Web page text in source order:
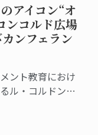
アイコン“オ
ンコルド広場
ンフェラン
ント教育におけ
ル・コルドン・
り、パリのオテ